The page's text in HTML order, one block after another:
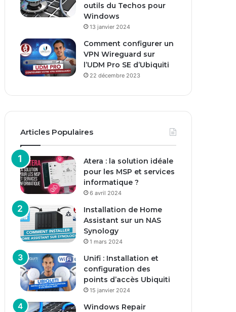
outils du Techos pour
Windows
13 janvier 2024
Comment configurer un
VPN Wireguard sur
l’UDM Pro SE d’Ubiquiti
22 décembre 2023
Articles Populaires
Atera : la solution idéale
pour les MSP et services
informatique ?
6 avril 2024
Installation de Home
Assistant sur un NAS
Synology
1 mars 2024
Unifi : Installation et
configuration des
points d’accès Ubiquiti
15 janvier 2024
Windows Repair